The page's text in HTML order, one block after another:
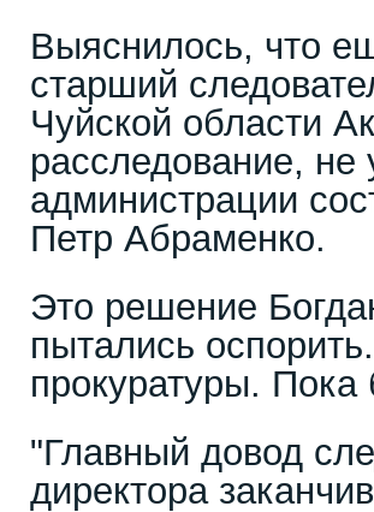
Выяснилось, что
старший
Чуйской области
расследование, не
администрации
Петр Абраменко.
Это решение
пытались
прокуратуры. Пока
"Главный довод
директора